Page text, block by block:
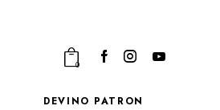
0
DEVINO PATRON